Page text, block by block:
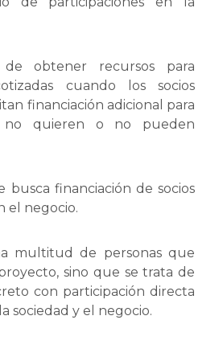
obtener recursos para
cuando los socios
financiación adicional para
quieren o no pueden
busca financiación de socios
el negocio.
multitud de personas que
sino que se trata de
con participación directa
sociedad y el negocio.